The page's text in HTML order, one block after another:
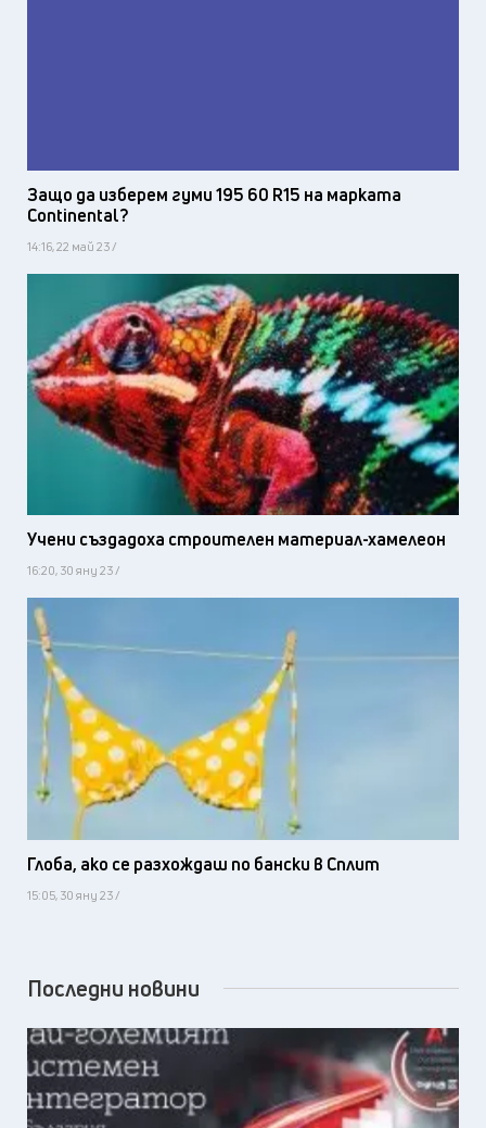
Защо да изберем гуми 195 60 R15 на марката
Continental?
14:16, 22 май 23 /
Учени създадоха строителен материал-хамелеон
16:20, 30 яну 23 /
Глоба, ако се разхождаш по бански в Сплит
15:05, 30 яну 23 /
Последни новини